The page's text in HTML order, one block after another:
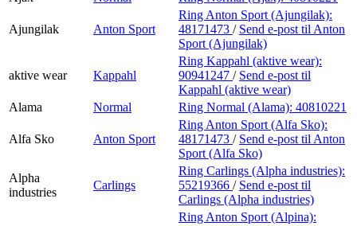
Ajungilak Anton Sport
Ring Anton Sport (Ajungilak):
48171473 / Send e-post til Anton
Sport (Ajungilak)
aktive wear Kappahl
Ring Kappahl (aktive wear):
90941247 / Send e-post til
Kappahl (aktive wear)
Alama
Normal Ring Normal (Alama): 40810221
Alfa Sko Anton Sport
Ring Anton Sport (Alfa Sko):
48171473 / Send e-post til Anton
Sport (Alfa Sko)
Alpha
industries
Carlings
Ring Carlings (Alpha industries):
55219366 / Send e-post til
Carlings (Alpha industries)
Ring Anton Sport (Alpina):